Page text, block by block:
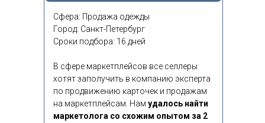
Сфера: Продажа одежды
Город: Санкт-Петербург
Сроки подбора: 16 дней
В сфере маркетплейсов все селлеры
хотят заполучить в компанию эксперта
по продвижению карточек и продажам
на маркетплейсам. Нам удалось найти
маркетолога со схожим опытом за 2